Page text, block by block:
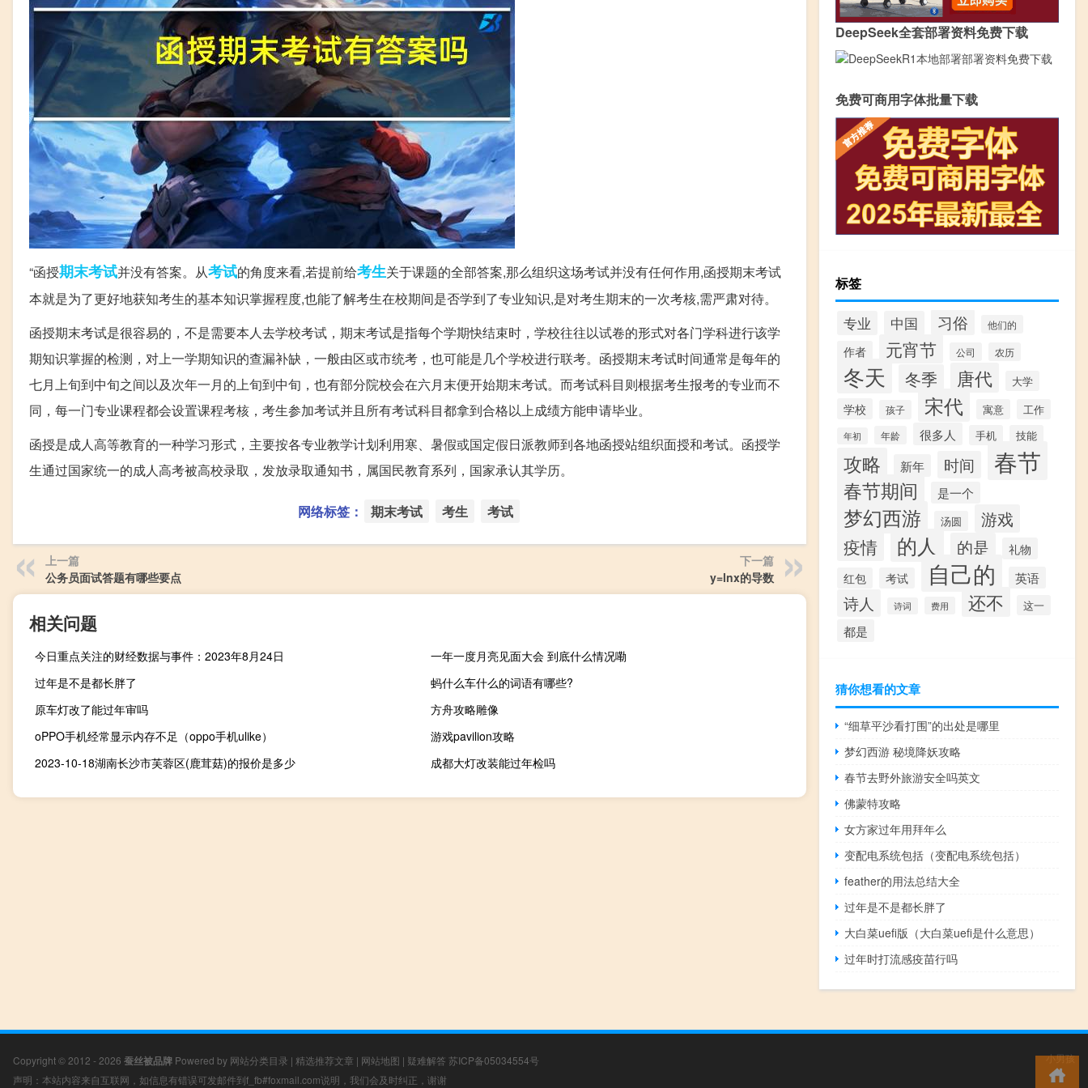
“函授期末考试并没有答案。从考试的角度来看,若提前给考生关于课题的全部答案,那么组织这场考试并没有任何作用,函授期末考试
本就是为了更好地获知考生的基本知识掌握程度,也能了解考生在校期间是否学到了专业知识,是对考生期末的一次考核,需严肃对待。
函授期末考试是很容易的，不是需要本人去学校考试，期末考试是指每个学期快结束时，学校往往以试卷的形式对各门学科进行该学
期知识掌握的检测，对上一学期知识的查漏补缺，一般由区或市统考，也可能是几个学校进行联考。函授期末考试时间通常是每年的
七月上旬到中旬之间以及次年一月的上旬到中旬，也有部分院校会在六月末便开始期末考试。而考试科目则根据考生报考的专业而不
同，每一门专业课程都会设置课程考核，考生参加考试并且所有考试科目都拿到合格以上成绩方能申请毕业。
函授是成人高等教育的一种学习形式，主要按各专业教学计划利用寒、暑假或国定假日派教师到各地函授站组织面授和考试。函授学
生通过国家统一的成人高考被高校录取，发放录取通知书，属国民教育系列，国家承认其学历。
网络标签： 期末考试 考生 考试
上一篇
公务员面试答题有哪些要点
下一篇
y=lnx的导数
相关问题
今日重点关注的财经数据与事件：2023年8月24日
一年一度月亮见面大会 到底什么情况嘞
过年是不是都长胖了
蚂什么车什么的词语有哪些?
原车灯改了能过年审吗
方舟攻略雕像
oPPO手机经常显示内存不足（oppo手机ulike）
游戏pavilion攻略
2023-10-18湖南长沙市芙蓉区(鹿茸菇)的报价是多少
成都大灯改装能过年检吗
DeepSeek全套部署资料免费下载
免费可商用字体批量下载
标签
专业 中国 习俗 他们的
作者 元宵节 公司 农历
冬天 冬季 唐代 大学
学校 孩子 宋代 寓意 工作
年初 年龄 很多人 手机 技能
攻略 新年 时间 春节
春节期间 是一个
梦幻西游 汤圆 游戏
疫情 的人 的是 礼物
红包 考试 自己的 英语
诗人 诗词 费用 还不 这一
都是
猜你想看的文章
“细草平沙看打围”的出处是哪里
梦幻西游 秘境降妖攻略
春节去野外旅游安全吗英文
佛蒙特攻略
女方家过年用拜年么
变配电系统包括（变配电系统包括）
feather的用法总结大全
过年是不是都长胖了
大白菜uefi版（大白菜uefi是什么意思）
过年时打流感疫苗行吗
Copyright © 2012 - 2026 蚕丝被品牌 Powered by 网站分类目录 | 精选推荐文章 | 网站地图 | 疑难解答 苏ICP备05034554号
声明：本站内容来自互联网，如信息有错误可发邮件到f_fb#foxmail.com说明，我们会及时纠正，谢谢
小男孩